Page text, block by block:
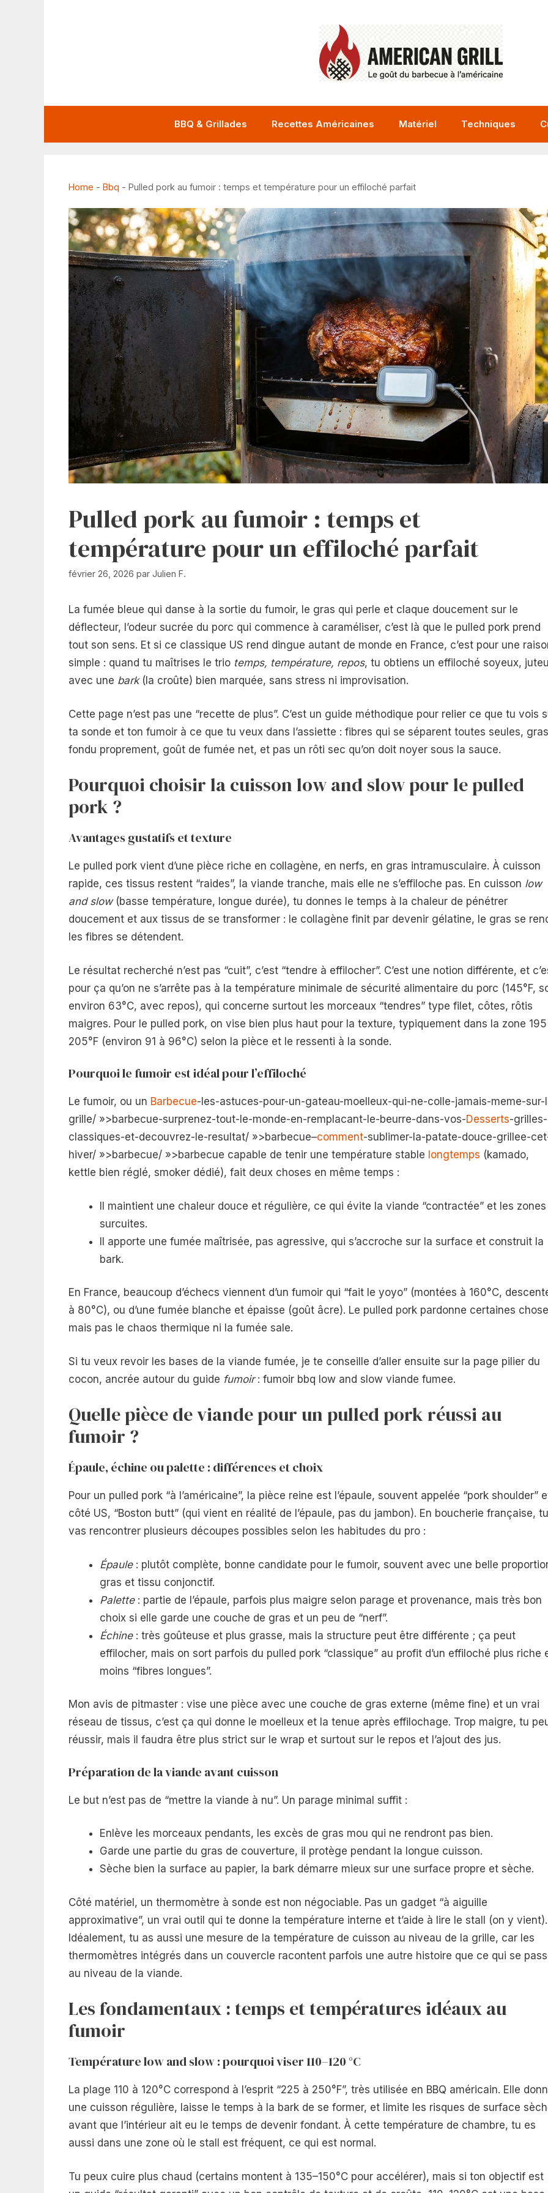
BBQ & Grillades Recettes Américaines Matériel Techniques
Home - Bbq - Pulled pork au fumoir : temps et température pour un effiloché parfait
Pulled pork au fumoir : temps et
température pour un effiloché parfait
février 26, 2026 par Julien F.
La fumée bleue qui danse à la sortie du fumoir, le gras qui perle et claque doucement sur le
déflecteur, l’odeur sucrée du porc qui commence à caraméliser, c’est là que le pulled pork prend
tout son sens. Et si ce classique US rend dingue autant de monde en France, c’est pour une
simple : quand tu maîtrises le trio temps, température, repos, tu obtiens un effiloché soyeux,
avec une bark(la croûte) bien marquée, sans stress ni improvisation.
Cette page n’est pas une “recette de plus”. C’est un guide méthodique pour relier ce que tu vois
ta sonde et ton fumoir à ce que tu veux dans l’assiette : fibres qui se séparent toutes seules, gras
fondu proprement, goût de fumée net, et pas un rôti sec qu’on doit noyer sous la sauce.
Pourquoi choisir la cuisson low and slow pour le pulled
pork ?
Avantages gustatifs et texture
Le pulled pork vient d’une pièce riche en collagène, en nerfs, en gras intramusculaire. À cuisson
rapide, ces tissus restent “raides”, la viande tranche, mais elle ne s’effiloche pas. En cuisson low
and slow(basse température, longue durée), tu donnes le temps à la chaleur de pénétrer
doucement et aux tissus de se transformer : le collagène finit par devenir gélatine, le gras se
les fibres se détendent.
Le résultat recherché n’est pas “cuit”, c’est “tendre à effilocher”. C’est une notion différente, et
pour ça qu’on ne s’arrête pas à la température minimale de sécurité alimentaire du porc (145°F,
environ 63°C, avec repos), qui concerne surtout les morceaux “tendres” type filet, côtes, rôtis
maigres. Pour le pulled pork, on vise bien plus haut pour la texture, typiquement dans la zone
205°F (environ 91 à 96°C) selon la pièce et le ressenti à la sonde.
Pourquoi le fumoir est idéal pour l’effiloché
Le fumoir, ou un Barbecue-les-astuces-pour-un-gateau-moelleux-qui-ne-colle-jamais-meme-sur-
grille/ »>barbecue-surprenez-tout-le-monde-en-remplacant-le-beurre-dans-vos-Desserts-grilles-
classiques-et-decouvrez-le-resultat/ »>barbecue–comment-sublimer-la-patate-douce-grillee-
hiver/ »>barbecue/ »>barbecue capable de tenir une température stable longtemps (kamado,
kettle bien réglé, smoker dédié), fait deux choses en même temps :
Il maintient une chaleur douce et régulière, ce qui évite la viande “contractée” et les zones
surcuites.
Il apporte une fumée maîtrisée, pas agressive, qui s’accroche sur la surface et construit la
bark.
En France, beaucoup d’échecs viennent d’un fumoir qui “fait le yoyo” (montées à 160°C,
à 80°C), ou d’une fumée blanche et épaisse (goût âcre). Le pulled pork pardonne certaines
mais pas le chaos thermique ni la fumée sale.
Si tu veux revoir les bases de la viande fumée, je te conseille d’aller ensuite sur la page pilier du
cocon, ancrée autour du guide fumoir: fumoir bbq low and slow viande fumee.
Quelle pièce de viande pour un pulled pork réussi au
fumoir ?
Épaule, échine ou palette : différences et choix
Pour un pulled pork “à l’américaine”, la pièce reine est l’épaule, souvent appelée “pork shoulder”
côté US, “Boston butt” (qui vient en réalité de l’épaule, pas du jambon). En boucherie française, tu
vas rencontrer plusieurs découpes possibles selon les habitudes du pro :
Épaule: plutôt complète, bonne candidate pour le fumoir, souvent avec une belle
gras et tissu conjonctif.
Palette: partie de l’épaule, parfois plus maigre selon parage et provenance, mais très bon
choix si elle garde une couche de gras et un peu de “nerf”.
Échine: très goûteuse et plus grasse, mais la structure peut être différente ; ça peut
effilocher, mais on sort parfois du pulled pork “classique” au profit d’un effiloché plus riche
moins “fibres longues”.
Mon avis de pitmaster : vise une pièce avec une couche de gras externe (même fine) et un vrai
réseau de tissus, c’est ça qui donne le moelleux et la tenue après effilochage. Trop maigre, tu
réussir, mais il faudra être plus strict sur le wrap et surtout sur le repos et l’ajout des jus.
Préparation de la viande avant cuisson
Le but n’est pas de “mettre la viande à nu”. Un parage minimal suffit :
Enlève les morceaux pendants, les excès de gras mou qui ne rendront pas bien.
Garde une partie du gras de couverture, il protège pendant la longue cuisson.
Sèche bien la surface au papier, la bark démarre mieux sur une surface propre et sèche.
Côté matériel, un thermomètre à sonde est non négociable. Pas un gadget “à aiguille
approximative”, un vrai outil qui te donne la température interne et t’aide à lire le stall (on y vient).
Idéalement, tu as aussi une mesure de la température de cuisson au niveau de la grille, car les
thermomètres intégrés dans un couvercle racontent parfois une autre histoire que ce qui se
au niveau de la viande.
Les fondamentaux : temps et températures idéaux au
fumoir
Température low and slow : pourquoi viser 110–120 °C
La plage 110 à 120°C correspond à l’esprit “225 à 250°F”, très utilisée en BBQ américain. Elle
une cuisson régulière, laisse le temps à la bark de se former, et limite les risques de surface
avant que l’intérieur ait eu le temps de devenir fondant. À cette température de chambre, tu es
aussi dans une zone où le stall est fréquent, ce qui est normal.
Tu peux cuire plus chaud (certains montent à 135–150°C pour accélérer), mais si ton objectif est